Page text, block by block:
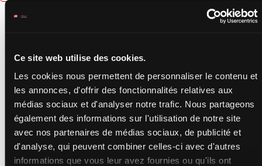
Ce site web utilise des cookies.
Les cookies nous permettent de personnaliser le contenu et
les annonces, d'offrir des fonctionnalités relatives aux
médias sociaux et d'analyser notre trafic. Nous partageons
également des informations sur l'utilisation de notre site
avec nos partenaires de médias sociaux, de publicité et
d'analyse, qui peuvent combiner celles-ci avec d'autres
informations que vous leur avez fournies ou qu'ils ont